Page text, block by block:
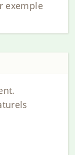
exemple